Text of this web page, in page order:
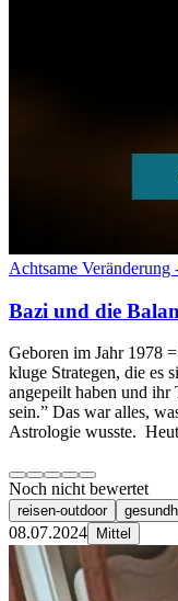
Achtsame Veränderung
Bazi und die
Geboren im Jahr 1978
kluge Strategen, die es
angepeilt haben und ihr
sein.” Das war alles,
Astrologie wusste.
Noch nicht bewertet
reisen-outdoor
08.07.2024 Mittel